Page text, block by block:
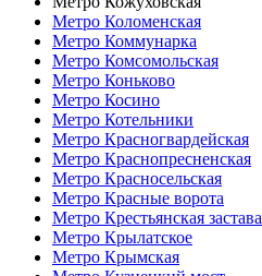
Метро Коломенская
Метро Коммунарка
Метро Комсомольская
Метро Коньково
Метро Косино
Метро Котельники
Метро Красногвардейская
Метро Краснопресненская
Метро Красносельская
Метро Красные ворота
Метро Крестьянская застава
Метро Крылатское
Метро Крымская